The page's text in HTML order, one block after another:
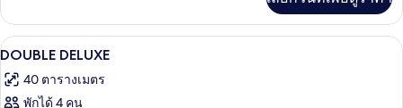
เกี่ยว
กับ
ห้อง
เปิด
ภาพถ่าย
ทั้งหมด
มินิบาร์, ตู้นิรภัยในห้องพัก, โต๊ะทำงาน,
4
DOUBLE DELUXE
40 ตารางเมตร
พักได้ 4 คน